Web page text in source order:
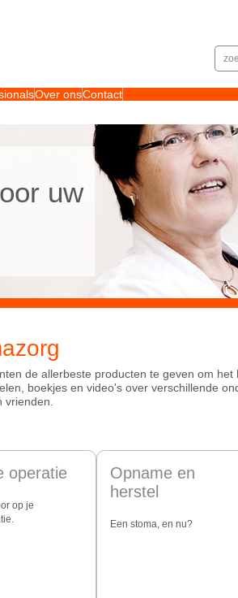
Over onsContact
uw
de allerbeste producten te geven om
boekjes en video's over verschillende
operatie
op je
Opname en
herstel
Een stoma, en nu?